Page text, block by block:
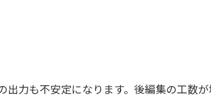
力も不安定になります。後編集の工数